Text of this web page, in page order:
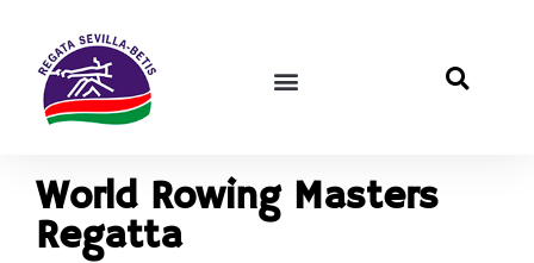
World Rowing Masters
Regatta